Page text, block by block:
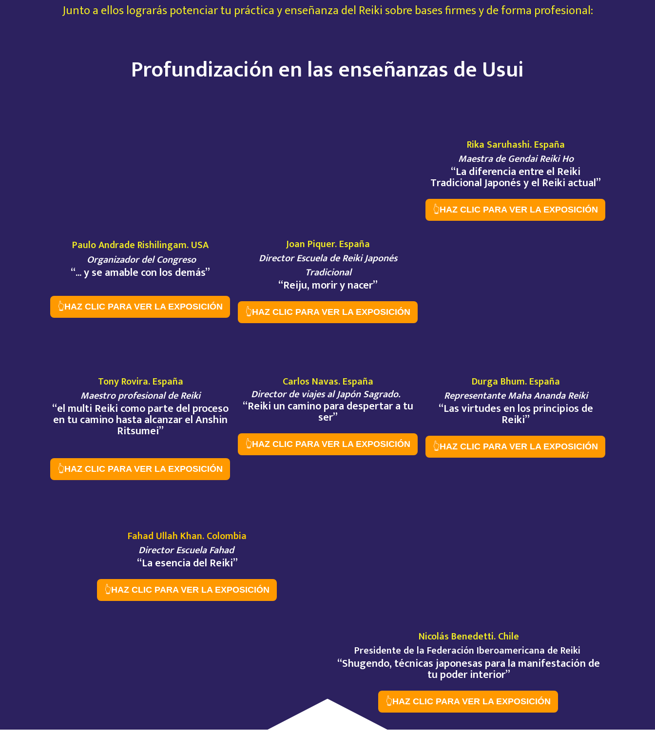
Junto a ellos lograrás potenciar tu práctica y enseñanza del Reiki sobre bases firmes y de forma profesional:
Profundización en las enseñanzas de Usui
Paulo Andrade Rishilingam. USA
Organizador del Congreso
“... y se amable con los demás”
👆HAZ CLIC PARA VER LA EXPOSICIÓN
Joan Piquer. España
Director Escuela de Reiki Japonés
Tradicional
“Reiju, morir y nacer”
👆HAZ CLIC PARA VER LA EXPOSICIÓN
Rika Saruhashi. España
Maestra de Gendai Reiki Ho
“La diferencia entre el Reiki
Tradicional Japonés y el Reiki actual”
👆HAZ CLIC PARA VER LA EXPOSICIÓN
Tony Rovira. España
Maestro profesional de Reiki
“el multi Reiki como parte del proceso
en tu camino hasta alcanzar el Anshin
Ritsumei”
👆HAZ CLIC PARA VER LA EXPOSICIÓN
Carlos Navas. España
Director de viajes al Japón Sagrado.
“Reiki un camino para despertar a tu
ser”
👆HAZ CLIC PARA VER LA EXPOSICIÓN
Durga Bhum. España
Representante Maha Ananda Reiki
“Las virtudes en los principios de
Reiki”
👆HAZ CLIC PARA VER LA EXPOSICIÓN
Fahad Ullah Khan. Colombia
Director Escuela Fahad
“La esencia del Reiki”
👆HAZ CLIC PARA VER LA EXPOSICIÓN
Nicolás Benedetti. Chile
Presidente de la Federación Iberoamericana de Reiki
“Shugendo, técnicas japonesas para la manifestación de
tu poder interior”
👆HAZ CLIC PARA VER LA EXPOSICIÓN